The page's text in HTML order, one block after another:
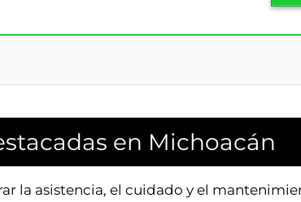
en Michoacán
la asistencia, el cuidado y el